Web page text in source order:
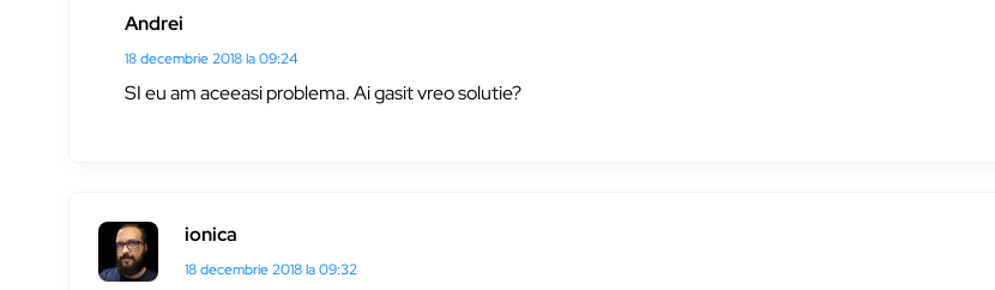
Andrei
18 decembrie 2018 la 09:24
SI eu am aceeasi problema. Ai gasit vreo solutie?
ionica
18 decembrie 2018 la 09:32